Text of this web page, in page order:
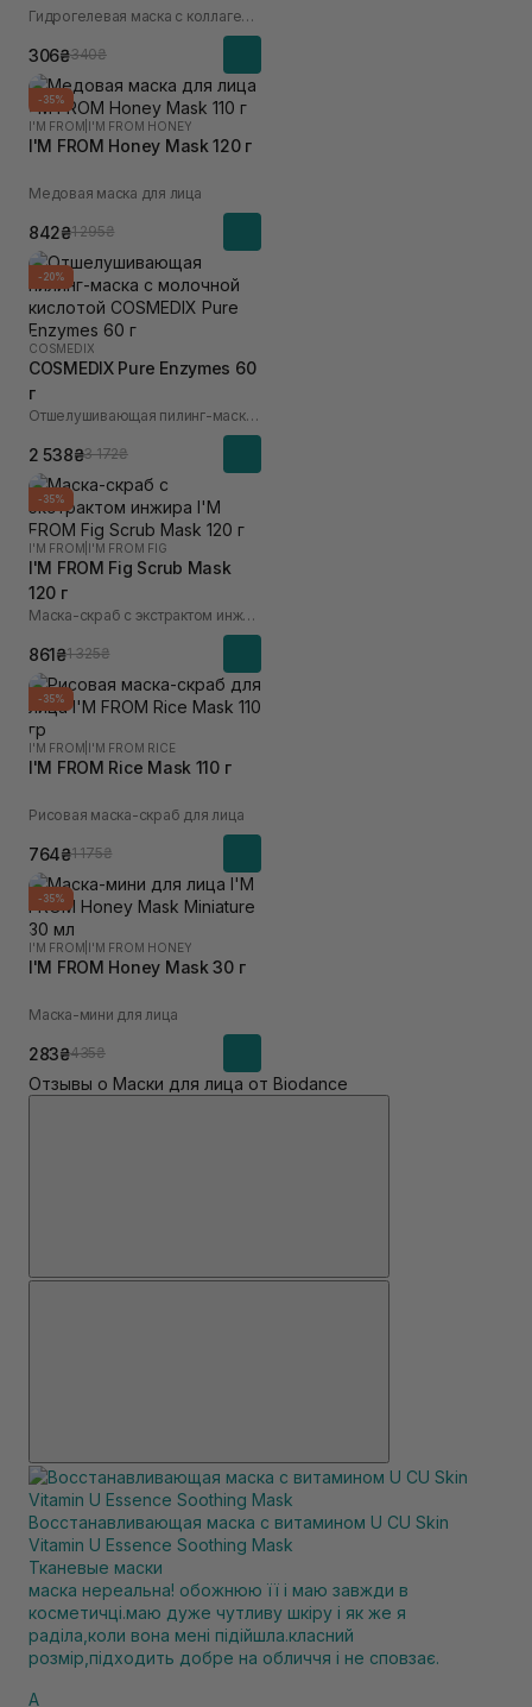
Гидрогелевая маска с коллагеном и 10 видами гиалуроновой кислоты
306₴340₴
-35%
I'M FROM I'M FROM HONEY
I'M FROM Honey Mask 120 г
Медовая маска для лица
842₴1 295₴
-20%
COSMEDIX
COSMEDIX Pure Enzymes 60
г
Отшелушивающая пилинг-маска с молочной кислотой
2 538₴3 172₴
-35%
I'M FROM I'M FROM FIG
I'M FROM Fig Scrub Mask
120 г
Маска-скраб с экстрактом инжира
861₴1 325₴
-35%
I'M FROM I'M FROM RICE
I'M FROM Rice Mask 110 г
Рисовая маска-скраб для лица
764₴1 175₴
-35%
I'M FROM I'M FROM HONEY
I'M FROM Honey Mask 30 г
Маска-мини для лица
283₴435₴
Отзывы о Маски для лица от Biodance
Восстанавливающая маска с витамином U CU Skin
Vitamin U Essence Soothing Mask
Тканевые маски
маска нереальна! обожнюю її і маю завжди в
косметичці.маю дуже чутливу шкіру і як же я
раділа,коли вона мені підійшла.класний
розмір,підходить добре на обличчя і не сповзає.
А